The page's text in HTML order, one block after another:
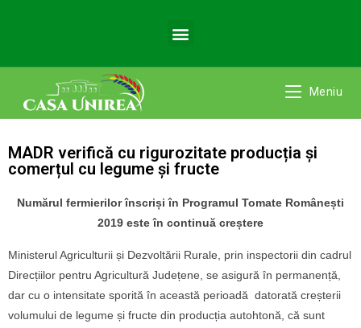
Meniu
MADR verifică cu rigurozitate producția și
comerțul cu legume și fructe
Numărul fermierilor înscriși în Programul Tomate Românești
2019 este în continuă creștere
Ministerul Agriculturii și Dezvoltării Rurale, prin inspectorii din cadrul
Direcțiilor pentru Agricultură Județene, se asigură în permanență,
dar cu o intensitate sporită în această perioadă datorată creșterii
volumului de legume și fructe din producția autohtonă, că sunt